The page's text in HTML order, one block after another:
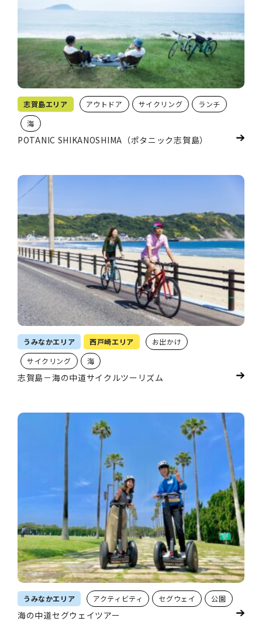
志賀島エリア アウトドア サイクリング
ランチ
海
POTANIC SHIKANOSHIMA（ポタニック志賀島）
うみなかエリア 西戸崎エリア
お出かけ
サイクリング
海
志賀島－海の中道サイクルツーリズム
うみなかエリア アクティビティ セグウェイ 公園
海の中道セグウェイツアー